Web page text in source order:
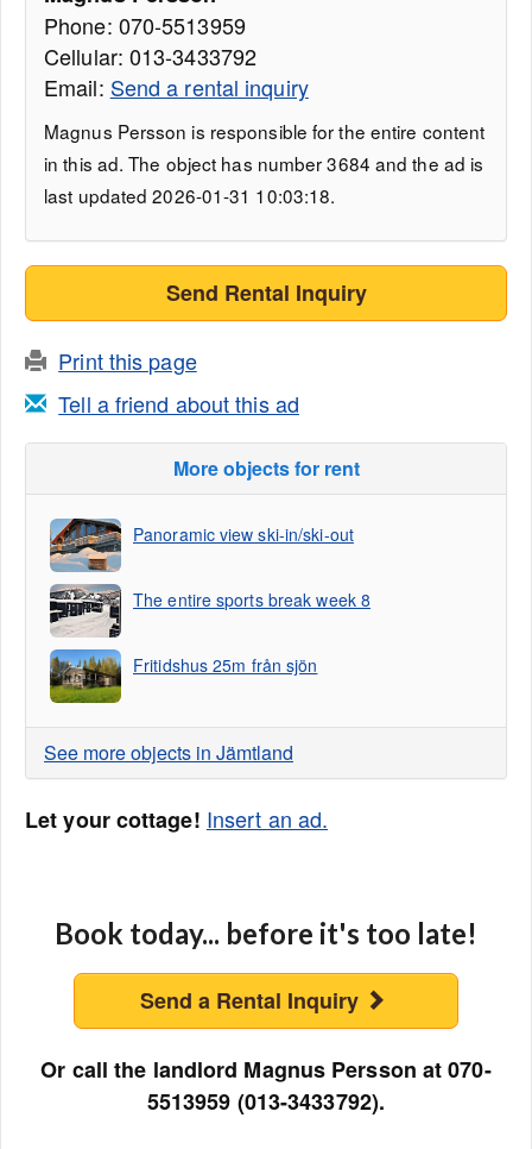
Phone: 070-5513959
Cellular: 013-3433792
Email: Send a rental inquiry
Magnus Persson is responsible for the entire content
in this ad. The object has number 3684 and the ad is
last updated 2026-01-31 10:03:18.
Send Rental Inquiry
Print this page
Tell a friend about this ad
More objects for rent
Panoramic view ski-in/ski-out
The entire sports break week 8
Fritidshus 25m från sjön
See more objects in Jämtland
Let your cottage! Insert an ad.
Book today... before it's too late!
Send a Rental Inquiry
Or call the landlord Magnus Persson at 070-
5513959 (013-3433792).